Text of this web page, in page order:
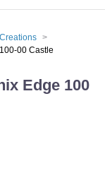
00 Castle
Edge 100